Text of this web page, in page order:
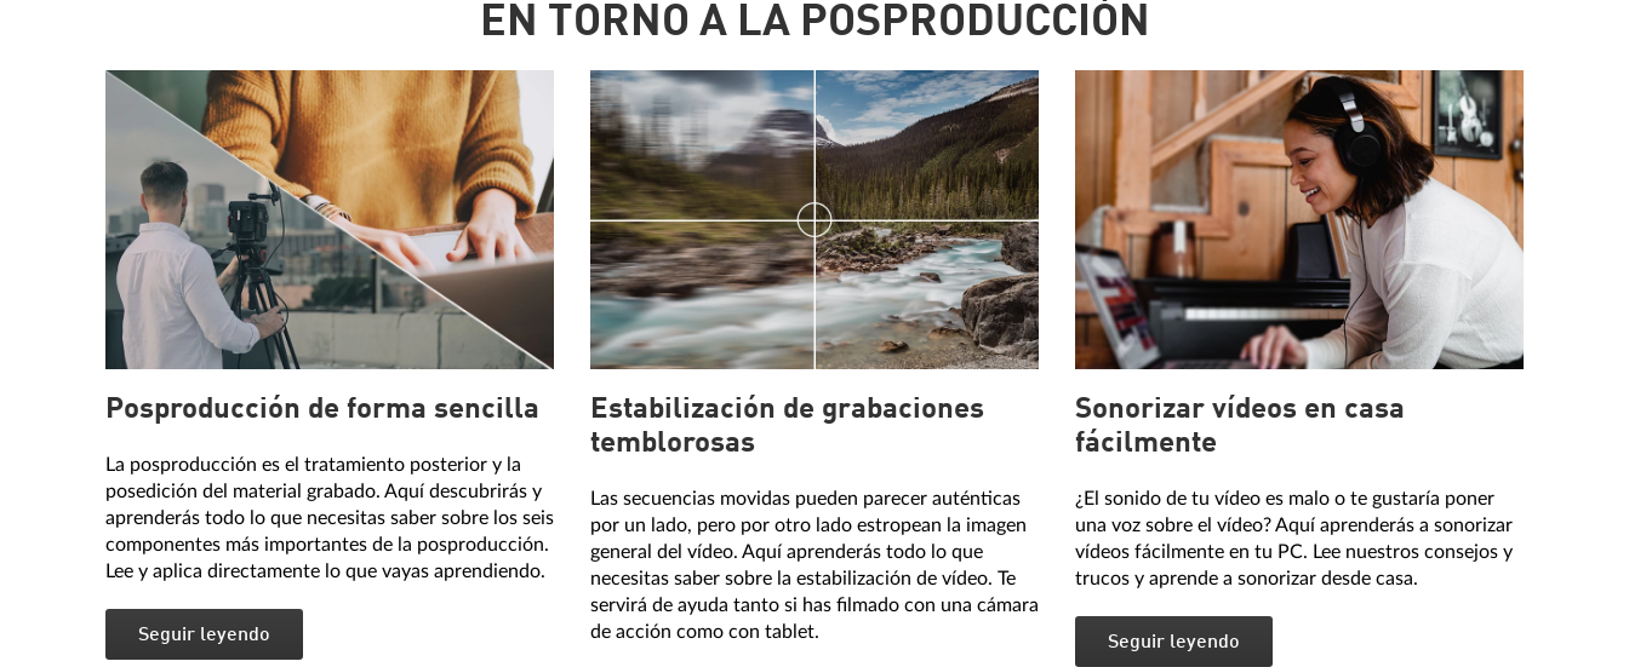
EN TORNO A LA POSPRODUCCIÓN
Posproducción de forma sencilla
La posproducción es el tratamiento posterior y la
posedición del material grabado. Aquí descubrirás y
aprenderás todo lo que necesitas saber sobre los seis
componentes más importantes de la posproducción.
Lee y aplica directamente lo que vayas aprendiendo.
Seguir leyendo
Estabilización de grabaciones
temblorosas
Las secuencias movidas pueden parecer auténticas
por un lado, pero por otro lado estropean la imagen
general del vídeo. Aquí aprenderás todo lo que
necesitas saber sobre la estabilización de vídeo. Te
servirá de ayuda tanto si has filmado con una cámara
de acción como con tablet.
Sonorizar vídeos en casa
fácilmente
¿El sonido de tu vídeo es malo o te gustaría poner
una voz sobre el vídeo? Aquí aprenderás a sonorizar
vídeos fácilmente en tu PC. Lee nuestros consejos y
trucos y aprende a sonorizar desde casa.
Seguir leyendo